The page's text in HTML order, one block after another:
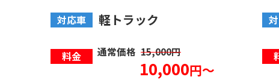
対応車 軽トラック
料金 通常価格 15,000円
10,000円～